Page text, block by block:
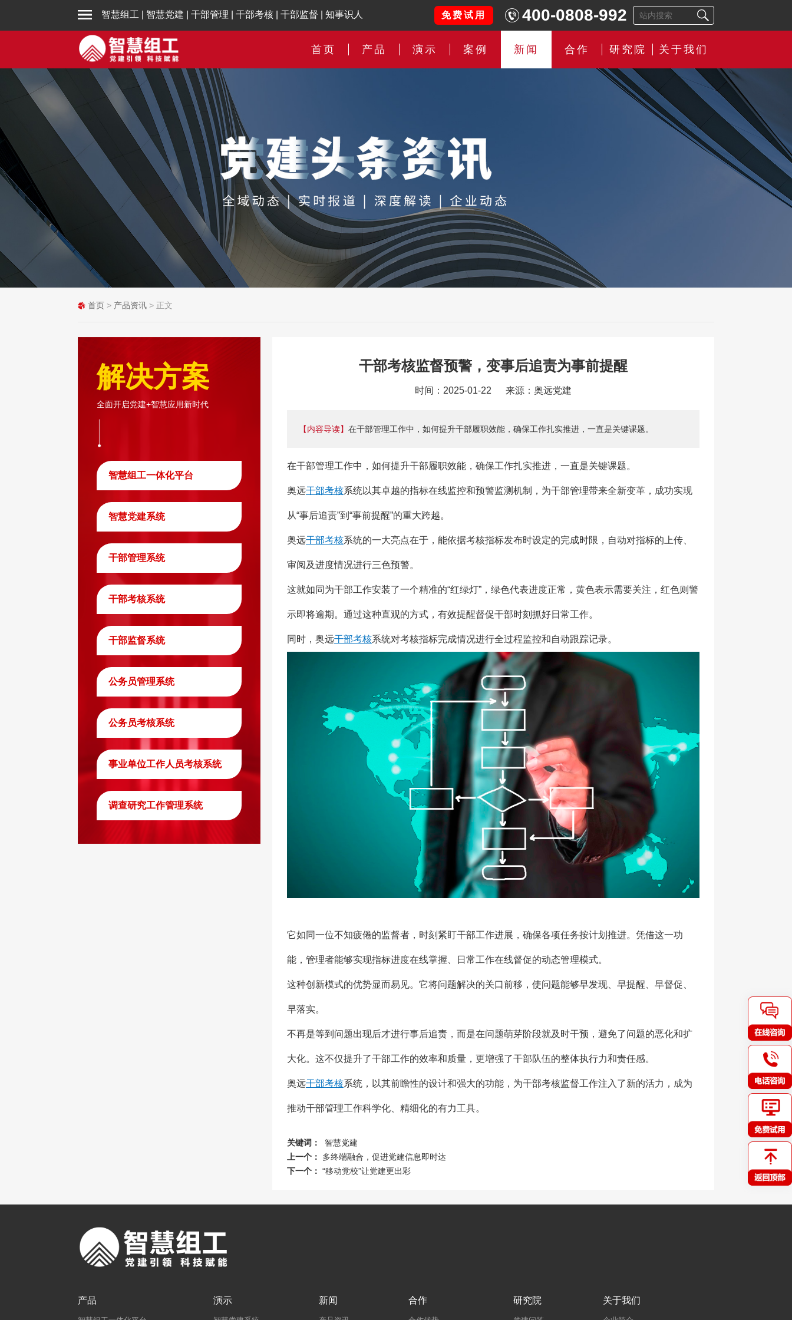
智慧组工 智慧党建 干部管理 干部考核 干部监督 知事识人 免费试用 400-0808-992
首页 产品 演示 案例 新闻 合作 研究院 关于我们
首页 > 产品资讯 > 正文
解决方案
全面开启党建+智慧应用新时代
智慧组工一体化平台
智慧党建系统
干部管理系统
干部考核系统
干部监督系统
公务员管理系统
公务员考核系统
事业单位工作人员考核系统
调查研究工作管理系统
干部考核监督预警，变事后追责为事前提醒
时间：2025-01-22 来源：奥远党建
【内容导读】 在干部管理工作中，如何提升干部履职效能，确保工作扎实推进，一直是关键课题。
在干部管理工作中，如何提升干部履职效能，确保工作扎实推进，一直是关键课题。
奥远干部考核系统以其卓越的指标在线监控和预警监测机制，为干部管理带来全新变革，成功实现
从“事后追责”到“事前提醒”的重大跨越。
奥远干部考核系统的一大亮点在于，能依据考核指标发布时设定的完成时限，自动对指标的上传、
审阅及进度情况进行三色预警。
这就如同为干部工作安装了一个精准的“红绿灯”，绿色代表进度正常，黄色表示需要关注，红色则警
示即将逾期。通过这种直观的方式，有效提醒督促干部时刻抓好日常工作。
同时，奥远干部考核系统对考核指标完成情况进行全过程监控和自动跟踪记录。
它如同一位不知疲倦的监督者，时刻紧盯干部工作进展，确保各项任务按计划推进。凭借这一功
能，管理者能够实现指标进度在线掌握、日常工作在线督促的动态管理模式。
这种创新模式的优势显而易见。它将问题解决的关口前移，使问题能够早发现、早提醒、早督促、
早落实。
不再是等到问题出现后才进行事后追责，而是在问题萌芽阶段就及时干预，避免了问题的恶化和扩
大化。这不仅提升了干部工作的效率和质量，更增强了干部队伍的整体执行力和责任感。
奥远干部考核系统，以其前瞻性的设计和强大的功能，为干部考核监督工作注入了新的活力，成为
推动干部管理工作科学化、精细化的有力工具。
关键词：
智慧党建
上一个：
多终端融合，促进党建信息即时达
下一个： “移动党校”让党建更出彩
产品 演示 新闻 合作 研究院 关于我们